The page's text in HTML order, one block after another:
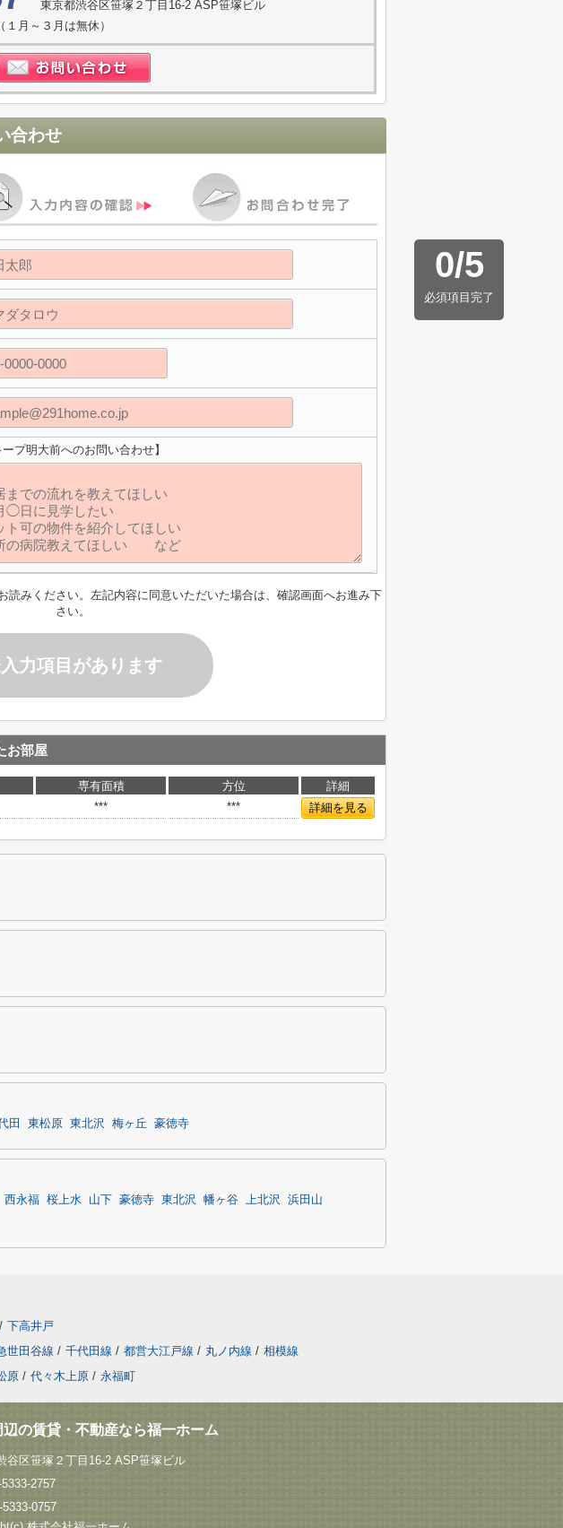
東京都渋谷区笹塚２丁目16-2 ASP笹塚ビル
月～３月は無休）
合わせ
0/5
必須項目完了
ープ明大前へのお問い合わせ】
読みください。左記内容に同意いただいた場合は、確認画面へお進み下
さい。
力項目があります
お部屋
専有面積 方位
詳細
*** *** 詳細を見る
田 東松原 東北沢 梅ヶ丘 豪徳寺
西永福 桜上水 山下 豪徳寺 東北沢 幡ヶ谷 上北沢
浜田山
/ 下高井戸
世田谷線 / 千代田線 / 都営大江戸線 / 丸ノ内線 / 相模線
原 / 代々木上原 / 永福町
辺の賃貸・不動産なら福一ホーム
谷区笹塚２丁目16-2 ASP笹塚ビル
2757
5333-0757